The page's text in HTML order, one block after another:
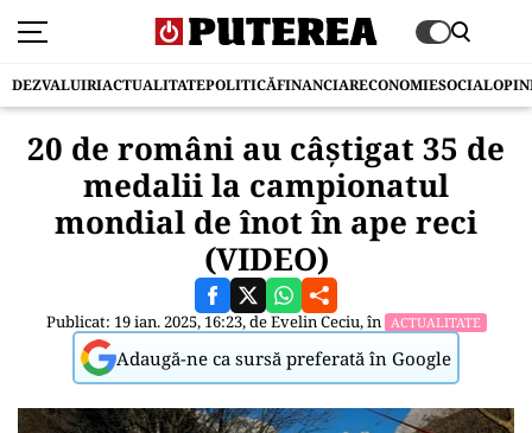
DEZVALUIRIACTUALITATEPOLITICĂFINANCIARECONOMIESOCIAL
20 de români au câștigat 35 de
medalii la campionatul
mondial de înot în ape reci
(VIDEO)
Publicat: 19 ian. 2025, 16:23, deEvelin Ceciu, în ACTUALITATE
Adaugă-ne ca sursă preferată în Google